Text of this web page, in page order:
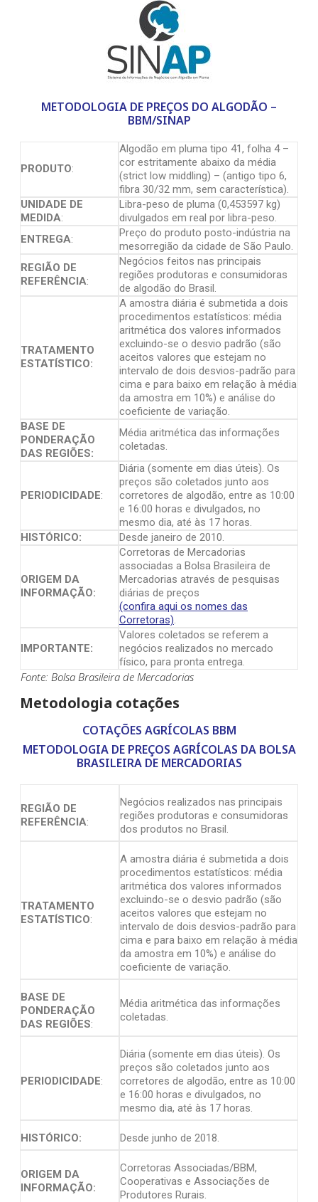
METODOLOGIA DE PREÇOS DO ALGODÃO –
BBM/SINAP
PRODUTO:
Algodão em pluma tipo 41, folha 4 –
cor estritamente abaixo da média
(strict low middling) – (antigo tipo 6,
fibra 30/32 mm, sem característica).
UNIDADE DE
MEDIDA:
Libra-peso de pluma (0,453597 kg)
divulgados em real por libra-peso.
ENTREGA:
Preço do produto posto-indústria na
mesorregião da cidade de São Paulo.
REGIÃO DE
REFERÊNCIA:
Negócios feitos nas principais
regiões produtoras e consumidoras
de algodão do Brasil.
TRATAMENTO
ESTATÍSTICO:
A amostra diária é submetida a dois
procedimentos estatísticos: média
aritmética dos valores informados
excluindo-se o desvio padrão (são
aceitos valores que estejam no
intervalo de dois desvios-padrão para
cima e para baixo em relação à média
da amostra em 10%) e análise do
coeficiente de variação.
BASE DE
PONDERAÇÃO
DAS REGIÕES:
Média aritmética das informações
coletadas.
PERIODICIDADE:
Diária (somente em dias úteis). Os
preços são coletados junto aos
corretores de algodão, entre as 10:00
e 16:00 horas e divulgados, no
mesmo dia, até às 17 horas.
HISTÓRICO:
Desde janeiro de 2010.
ORIGEM DA
INFORMAÇÃO:
Corretoras de Mercadorias
associadas a Bolsa Brasileira de
Mercadorias através de pesquisas
diárias de preços
(confira aqui os nomes das
Corretoras).
IMPORTANTE:
Valores coletados se referem a
negócios realizados no mercado
físico, para pronta entrega.
Fonte: Bolsa Brasileira de Mercadorias
Metodologia cotações
COTAÇÕES AGRÍCOLAS BBM
METODOLOGIA DE PREÇOS AGRÍCOLAS DA BOLSA
BRASILEIRA DE MERCADORIAS
REGIÃO DE
REFERÊNCIA:
Negócios realizados nas principais
regiões produtoras e consumidoras
dos produtos no Brasil.
TRATAMENTO
ESTATÍSTICO:
A amostra diária é submetida a dois
procedimentos estatísticos: média
aritmética dos valores informados
excluindo-se o desvio padrão (são
aceitos valores que estejam no
intervalo de dois desvios-padrão para
cima e para baixo em relação à média
da amostra em 10%) e análise do
coeficiente de variação.
BASE DE
PONDERAÇÃO
DAS REGIÕES:
Média aritmética das informações
coletadas.
PERIODICIDADE:
Diária (somente em dias úteis). Os
preços são coletados junto aos
corretores de algodão, entre as 10:00
e 16:00 horas e divulgados, no
mesmo dia, até às 17 horas.
HISTÓRICO: Desde junho de 2018.
ORIGEM DA
INFORMAÇÃO:
Corretoras Associadas/BBM,
Cooperativas e Associações de
Produtores Rurais.